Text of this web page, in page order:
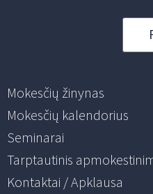
Mokesčių žinynas
Mokesčių kalendorius
Seminarai
Tarptautinis
Kontaktai / Apklausa